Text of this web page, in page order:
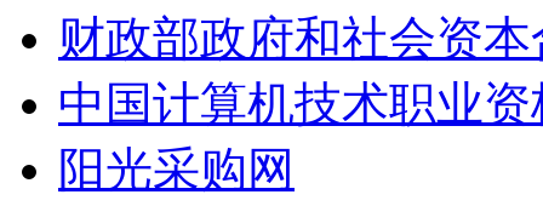
财政部政府和社会资
中国计算机技术职业资
阳光采购网